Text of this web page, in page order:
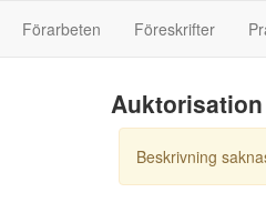
Förarbeten Föreskrifter
Auktorisation
Beskrivning